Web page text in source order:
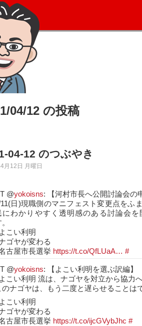
04/12 の投稿
04-12 のつぶやき
月12日 月曜日
@yokoisns: 【河村市長へ公開討論会の
日)現職側のマニフェスト変更点をふ
にわかりやすく透明感のある討論会
こい利明
ゴヤが変わる
古屋市長選挙 https://t.co/QfLUaA… #
@yokoisns: 【よこい利明を選ぶ訳編】
こい利明 流は、ナゴヤを対立から協力
のナゴヤは、もう二度と遅らせることは
こい利明
ゴヤが変わる
古屋市長選挙 https://t.co/ijcGVybJhc #